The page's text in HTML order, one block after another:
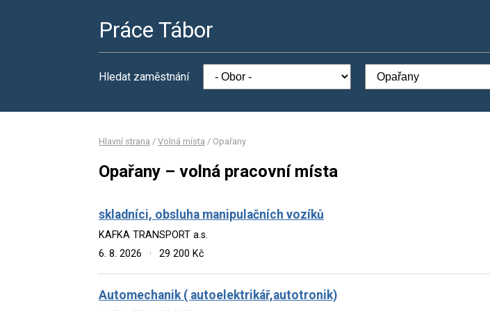
Práce Tábor
Hledat zaměstnání
Hlavní strana / Volná místa / Opařany
Opařany – volná pracovní místa
skladníci, obsluha manipulačních vozíků
KAFKA TRANSPORT a.s.
6. 8. 2026
· 29 200 Kč
Automechanik ( autoelektrikář,autotronik)